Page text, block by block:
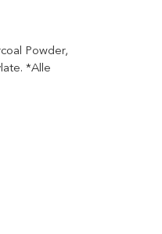
Powder,
*Alle